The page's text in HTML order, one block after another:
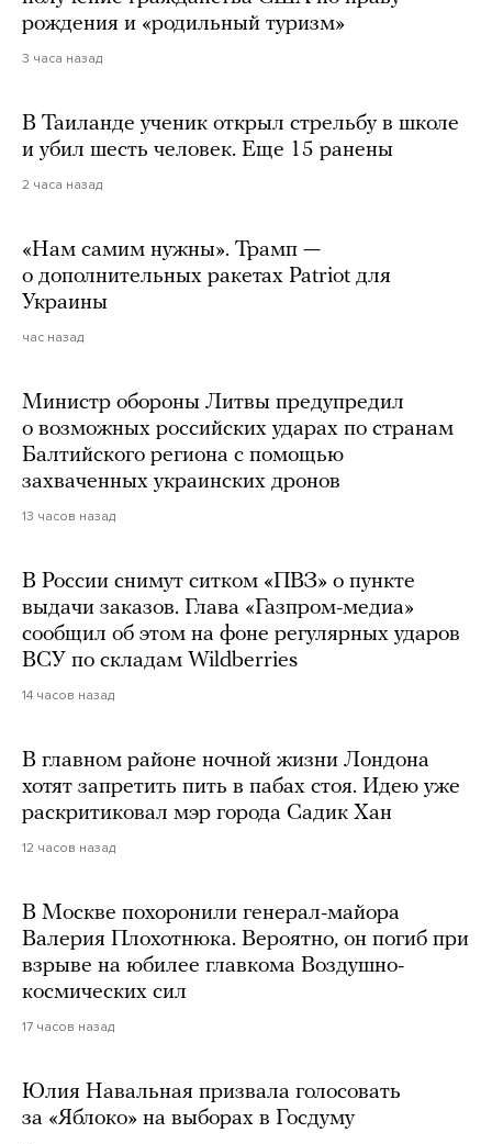
рождения и «родильный туризм»
3 часа назад
В Таиланде ученик открыл стрельбу в школе
и убил шесть человек. Еще 15 ранены
2 часа назад
«Нам самим нужны». Трамп —
о дополнительных ракетах Patriot для
Украины
час назад
Министр обороны Литвы предупредил
о возможных российских ударах по странам
Балтийского региона с помощью
захваченных украинских дронов
13 часов назад
В России снимут ситком «ПВЗ» о пункте
выдачи заказов. Глава «Газпром-медиа»
сообщил об этом на фоне регулярных ударов
ВСУ по складам Wildberries
14 часов назад
В главном районе ночной жизни Лондона
хотят запретить пить в пабах стоя. Идею уже
раскритиковал мэр города Садик Хан
12 часов назад
В Москве похоронили генерал-майора
Валерия Плохотнюка. Вероятно, он погиб при
взрыве на юбилее главкома Воздушно-
космических сил
17 часов назад
Юлия Навальная призвала голосовать
за «Яблоко» на выборах в Госдуму